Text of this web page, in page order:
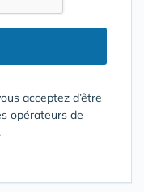
acceptez d’être
opérateurs de